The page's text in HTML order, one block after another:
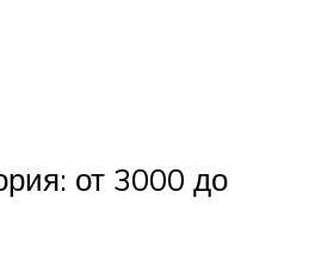
от 3000 до